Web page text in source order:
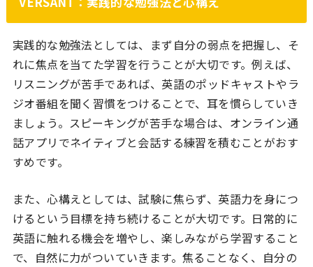
実践的な勉強法としては、まず自分の弱点を把握し、そ
れに焦点を当てた学習を行うことが大切です。例えば、
リスニングが苦手であれば、英語のポッドキャストやラ
ジオ番組を聞く習慣をつけることで、耳を慣らしていき
ましょう。スピーキングが苦手な場合は、オンライン通
話アプリでネイティブと会話する練習を積むことがおす
すめです。
また、心構えとしては、試験に焦らず、英語力を身につ
けるという目標を持ち続けることが大切です。日常的に
英語に触れる機会を増やし、楽しみながら学習すること
で、自然に力がついていきます。焦ることなく、自分の